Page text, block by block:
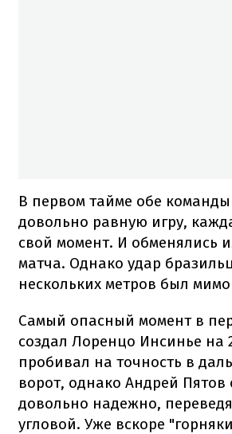
В первом тайме обе
довольно равную игру,
свой момент. И обменялись
матча. Однако удар
нескольких метров был
Самый опасный момент в
создал Лоренцо Инсинье на
пробивал на точность в
ворот, однако Андрей Пятов
довольно надежно,
угловой. Уже вскоре